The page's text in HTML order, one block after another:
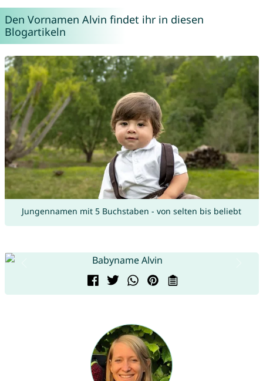
Den Vornamen Alvin findet ihr in diesen
Blogartikeln
Jungennamen mit 5 Buchstaben - von selten bis beliebt